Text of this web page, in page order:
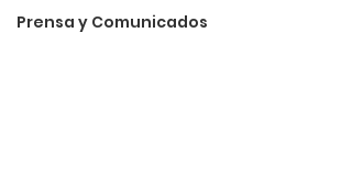
Prensa y Comunicados